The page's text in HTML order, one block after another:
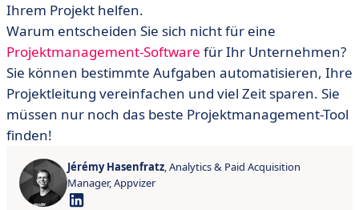
Ihrem Projekt helfen.
​​Warum entscheiden Sie sich nicht für eine
Projektmanagement-Software für Ihr Unternehmen?
Sie können bestimmte Aufgaben automatisieren, Ihre
Projektleitung vereinfachen und viel Zeit sparen. Sie
müssen nur noch das beste Projektmanagement-Tool
finden!
Jérémy Hasenfratz, Analytics & Paid Acquisition
Manager, Appvizer